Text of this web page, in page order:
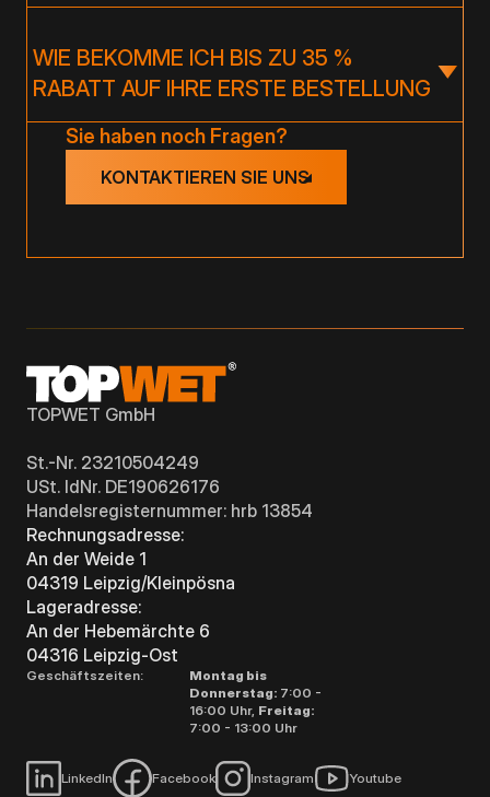
Lieferung ohne logistischen Aufwand. Die meisten
Sendungen sind innerhalb weniger Tage unterwegs.
WIE BEKOMME ICH BIS ZU 35 %
RABATT AUF IHRE ERSTE BESTELLUNG
Direkt nach der Registrierung erhalten Sie Zugang
zusätzlichen Rabattcode für Ihre erste Bestellung.
Diesen können Sie im Warenkorb einlösen und so bis
Sie haben noch Fragen?
KONTAKTIEREN SIE UNS
TOPWET GmbH
St.-Nr. 23210504249
USt. IdNr. DE190626176
Handelsregisternummer: hrb 13854
Rechnungsadresse:
An der Weide 1
04319 Leipzig/Kleinpösna
Lageradresse:
An der Hebemärchte 6
04316 Leipzig-Ost
Geschäftszeiten:
Montag bis
Donnerstag: 7:00 -
16:00 Uhr, Freitag:
7:00 - 13:00 Uhr
LinkedIn Facebook Instagram Youtube